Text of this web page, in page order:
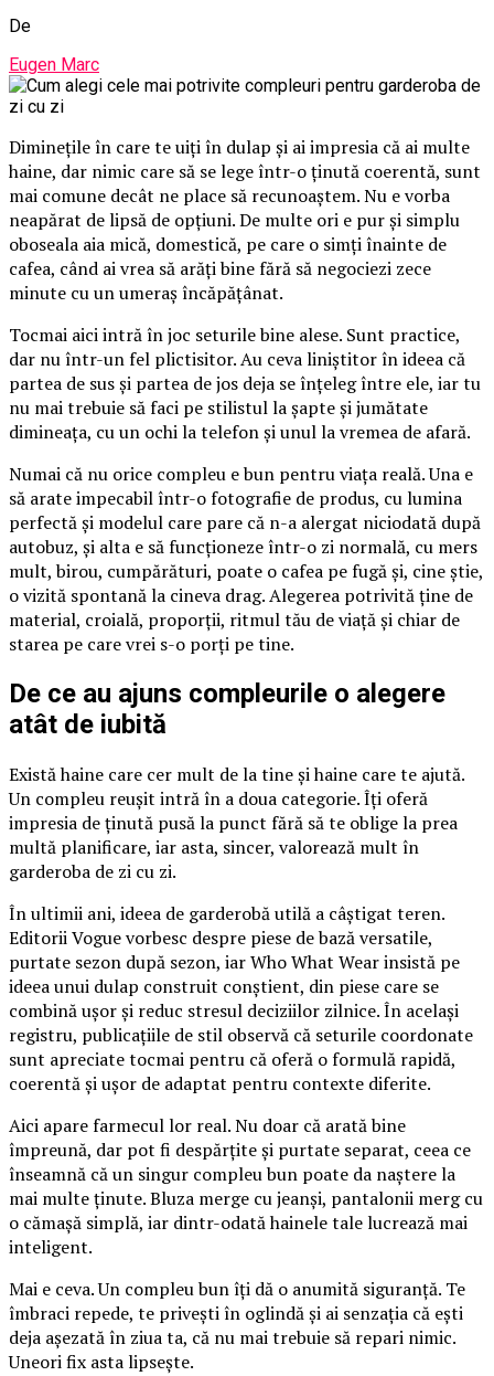
De
Eugen Marc
Diminețile în care te uiți în dulap și ai impresia că ai multe
haine, dar nimic care să se lege într-o ținută coerentă, sunt
mai comune decât ne place să recunoaștem. Nu e vorba
neapărat de lipsă de opțiuni. De multe ori e pur și simplu
oboseala aia mică, domestică, pe care o simți înainte de
cafea, când ai vrea să arăți bine fără să negociezi zece
minute cu un umeraș încăpățânat.
Tocmai aici intră în joc seturile bine alese. Sunt practice,
dar nu într-un fel plictisitor. Au ceva liniștitor în ideea că
partea de sus și partea de jos deja se înțeleg între ele, iar tu
nu mai trebuie să faci pe stilistul la șapte și jumătate
dimineața, cu un ochi la telefon și unul la vremea de afară.
Numai că nu orice compleu e bun pentru viața reală. Una e
să arate impecabil într-o fotografie de produs, cu lumina
perfectă și modelul care pare că n-a alergat niciodată după
autobuz, și alta e să funcționeze într-o zi normală, cu mers
mult, birou, cumpărături, poate o cafea pe fugă și, cine știe,
o vizită spontană la cineva drag. Alegerea potrivită ține de
material, croială, proporții, ritmul tău de viață și chiar de
starea pe care vrei s-o porți pe tine.
De ce au ajuns compleurile o alegere
atât de iubită
Există haine care cer mult de la tine și haine care te ajută.
Un compleu reușit intră în a doua categorie. Îți oferă
impresia de ținută pusă la punct fără să te oblige la prea
multă planificare, iar asta, sincer, valorează mult în
garderoba de zi cu zi.
În ultimii ani, ideea de garderobă utilă a câștigat teren.
Editorii Vogue vorbesc despre piese de bază versatile,
purtate sezon după sezon, iar Who What Wear insistă pe
ideea unui dulap construit conștient, din piese care se
combină ușor și reduc stresul deciziilor zilnice. În același
registru, publicațiile de stil observă că seturile coordonate
sunt apreciate tocmai pentru că oferă o formulă rapidă,
coerentă și ușor de adaptat pentru contexte diferite.
Aici apare farmecul lor real. Nu doar că arată bine
împreună, dar pot fi despărțite și purtate separat, ceea ce
înseamnă că un singur compleu bun poate da naștere la
mai multe ținute. Bluza merge cu jeanși, pantalonii merg cu
o cămașă simplă, iar dintr-odată hainele tale lucrează mai
inteligent.
Mai e ceva. Un compleu bun îți dă o anumită siguranță. Te
îmbraci repede, te privești în oglindă și ai senzația că ești
deja așezată în ziua ta, că nu mai trebuie să repari nimic.
Uneori fix asta lipsește.